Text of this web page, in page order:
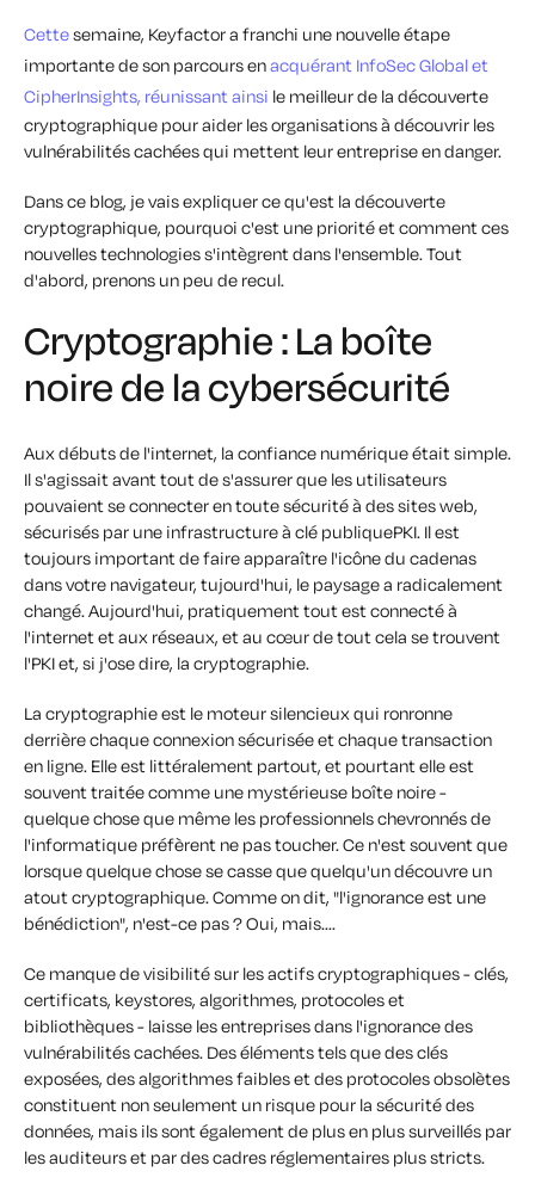
Cettesemaine, Keyfactor a franchi une nouvelle étape
importante de son parcours enacquérant InfoSec Global et
CipherInsights, réunissant ainsi le meilleur de la découverte
cryptographique pour aider les organisations à découvrir les
vulnérabilités cachées qui mettent leur entreprise en danger.
Dans ce blog, je vais expliquer ce qu'est la découverte
cryptographique, pourquoi c'est une priorité et comment ces
nouvelles technologies s'intègrent dans l'ensemble. Tout
d'abord, prenons un peu de recul.
Cryptographie : La boîte
noire de la cybersécurité
Aux débuts de l'internet, la confiance numérique était simple.
Il s'agissait avant tout de s'assurer que les utilisateurs
pouvaient se connecter en toute sécurité à des sites web,
sécurisés par une infrastructure à clé publiquePKI. Il est
toujours important de faire apparaître l'icône du cadenas
dans votre navigateur, tujourd'hui, le paysage a radicalement
changé. Aujourd'hui, pratiquement tout est connecté à
l'internet et aux réseaux, et au cœur de tout cela se trouvent
l'PKI et, si j'ose dire, la cryptographie.
La cryptographie est le moteur silencieux qui ronronne
derrière chaque connexion sécurisée et chaque transaction
en ligne. Elle est littéralement partout, et pourtant elle est
souvent traitée comme une mystérieuse boîte noire -
quelque chose que même les professionnels chevronnés de
l'informatique préfèrent ne pas toucher. Ce n'est souvent que
lorsque quelque chose se casse que quelqu'un découvre un
atout cryptographique. Comme on dit, "l'ignorance est une
bénédiction", n'est-ce pas ? Oui, mais....
Ce manque de visibilité sur les actifs cryptographiques - clés,
certificats, keystores, algorithmes, protocoles et
bibliothèques - laisse les entreprises dans l'ignorance des
vulnérabilités cachées. Des éléments tels que des clés
exposées, des algorithmes faibles et des protocoles obsolètes
constituent non seulement un risque pour la sécurité des
données, mais ils sont également de plus en plus surveillés par
les auditeurs et par des cadres réglementaires plus stricts.